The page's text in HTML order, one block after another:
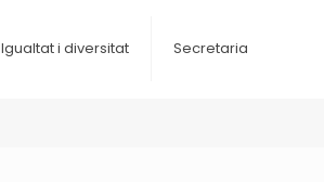
Igualtat i diversitat Secretaria